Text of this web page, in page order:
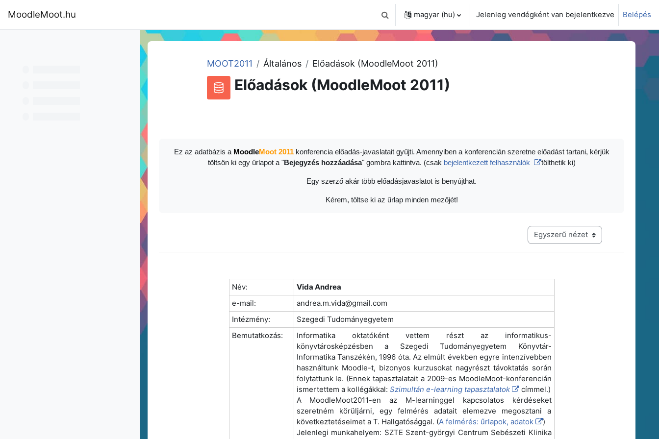
MoodleMoot.hu Keresési bemeneti adatok váltása
magyar ‎(hu)‎ Jelenleg vendégként van bejelentkezve Belépés
MOOT2011 Általános Előadások (MoodleMoot 2011)
Előadások (MoodleMoot 2011)
Ez az adatbázis a MoodleMoot 2011konferencia előadás-javaslatait gyűjti. Amennyiben a konferencián szeretne előadást tartani, kérjük
töltsön ki egy űrlapot a "Bejegyzés hozzáadása" gombra kattintva. (csak bejelentkezett felhasználók tölthetik ki)
Egy szerző akár több előadásjavaslatot is benyújthat.
Kérem, töltse ki az űrlap minden mezőjét!
Harmadik szintű navigáció megtekintési módja
Név:
Vida Andrea
e-mail:
andrea.m.vida@gmail.com
Intézmény:
Szegedi Tudományegyetem
Bemutatkozás:
Informatika oktatóként vettem részt az informatikus-
könyvtárosképzésben a Szegedi Tudományegyetem Könyvtár-
Informatika Tanszékén, 1996 óta. Az elmúlt években egyre intenzívebben
használtunk Moodle-t, bizonyos kurzusokat nagyrészt távoktatás során
folytattunk le. (Ennek tapasztalatait a 2009-es MoodleMoot-konferencián
ismertettem a kollégákkal: Szimultán e-learning tapasztalatok
címmel.)
A MoodleMoot2011-en az M-learninggel kapcsolatos kérdéseket
szeretném körüljárni, egy felmérés adatait elemezve megosztani a
következtetéseimet a T. Hallgatósággal. (A felmérés: űrlapok, adatok
)
Jelenlegi munkahelyem: SZTE Szent-györgyi Centrum Sebészeti Klinika